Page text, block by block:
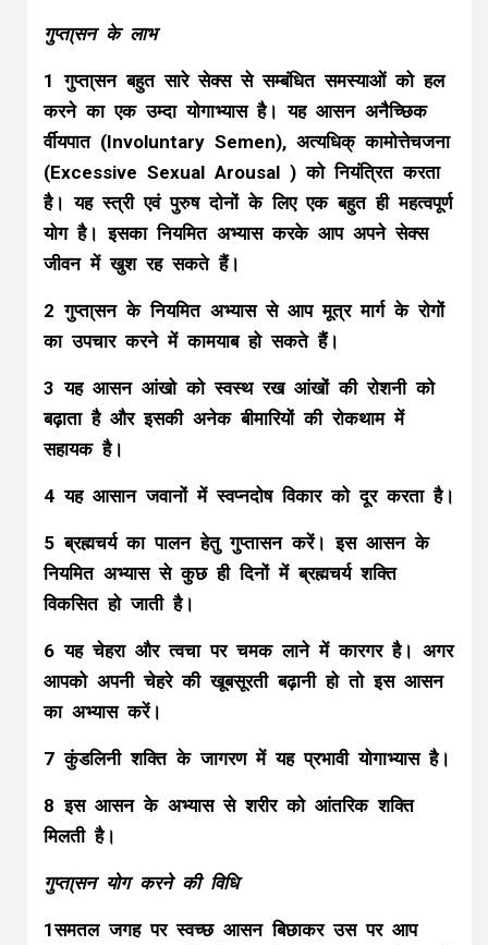
गुप्ता्सन के लाभ
1 गुप्ता्सन बहुत सारे सेक्स से सम्बंधित समस्याओं को हल
करने का एक उम्दा योगाभ्यास है। यह आसन अनैच्छिक
र्वीयपात (Involuntary Semen), अत्यधिक् कामोत्तेचजना
(Excessive Sexual Arousal ) को नियंत्रित करता
है। यह स्त्री एवं पुरुष दोनों के लिए एक बहुत ही महत्वपूर्ण
योग है। इसका नियमित अभ्यास करके आप अपने सेक्स
जीवन में खुश रह सकते हैं।
2 गुप्ता्सन के नियमित अभ्यास से आप मूत्र मार्ग के रोगों
का उपचार करने में कामयाब हो सकते हैं।
3 यह आसन आंखो को स्वस्थ रख आंखों की रोशनी को
बढ़ाता है और इसकी अनेक बीमारियों की रोकथाम में
सहायक है।
4 यह आसान जवानों में स्वप्नदोष विकार को दूर करता है।
5 ब्रह्मचर्य का पालन हेतु गुप्तासन करें। इस आसन के
नियमित अभ्यास से कुछ ही दिनों में ब्रह्मचर्य शक्ति
विकसित हो जाती है।
6 यह चेहरा और त्वचा पर चमक लाने में कारगर है। अगर
आपको अपनी चेहरे की खूबसूरती बढ़ानी हो तो इस आसन
का अभ्यास करें।
7 कुंडलिनी शक्ति के जागरण में यह प्रभावी योगाभ्यास है।
8 इस आसन के अभ्यास से शरीर को आंतरिक शक्ति
मिलती है।
गुप्ता्सन योग करने की विधि
1समतल जगह पर स्वच्छ आसन बिछाकर उस पर आप